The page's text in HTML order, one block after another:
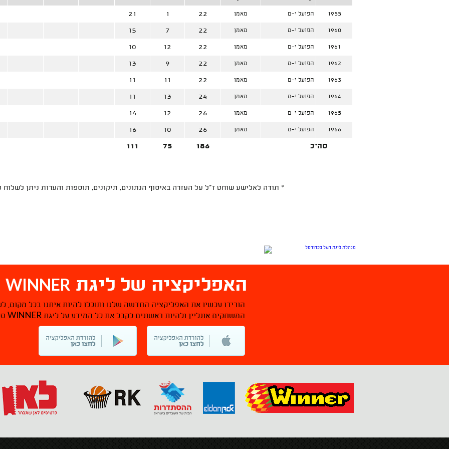
1955 הפועל י-ם מאמן 22
1
21
1960 הפועל י-ם מאמן 22
7
15
1961 הפועל י-ם מאמן 22
12
10
1962 הפועל י-ם מאמן 22
9
13
1963 הפועל י-ם מאמן 22
11
11
1964 הפועל י-ם מאמן 24
13
11
1965 הפועל י-ם מאמן 26
12
14
1966 הפועל י-ם מאמן 26
10
16
סה"כ 186
75
111
* תודה לאלישע שוחט ז"ל על העזרה באיסוף הנתונים, תיקונים, תוספות והערות ניתן
האפליקציה של ליגת WINNER
הורידו עכשיו את האפליקציה החדשה שלנו ותוכלו להיות איתנו בכל מקום,
המשחקים אונליין ולהיות ראשונים לקבל את כל המידע על ליגת WINNER